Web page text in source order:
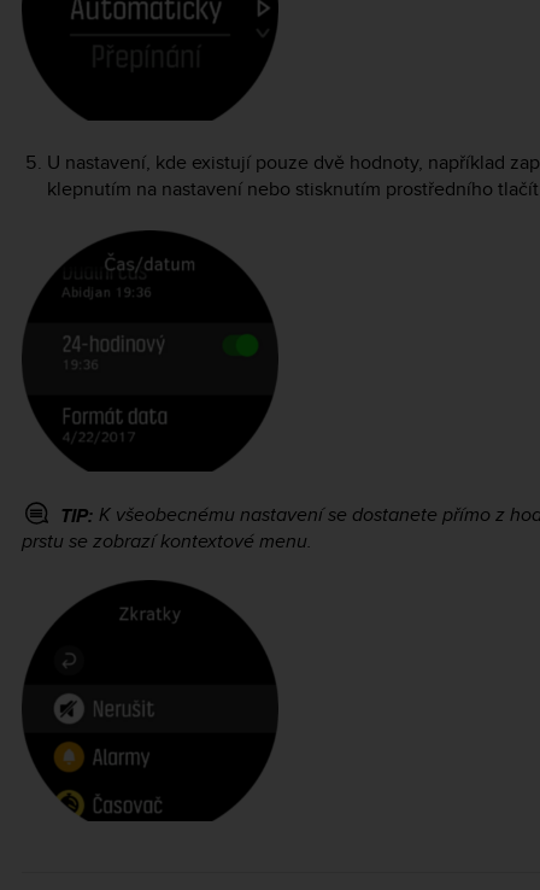
U nastavení, kde existují pouze dvě hodnoty, například
klepnutím na nastavení nebo stisknutím prostředního
TIP: K všeobecnému nastavení se dostanete přímo z
prstu se zobrazí kontextové menu.